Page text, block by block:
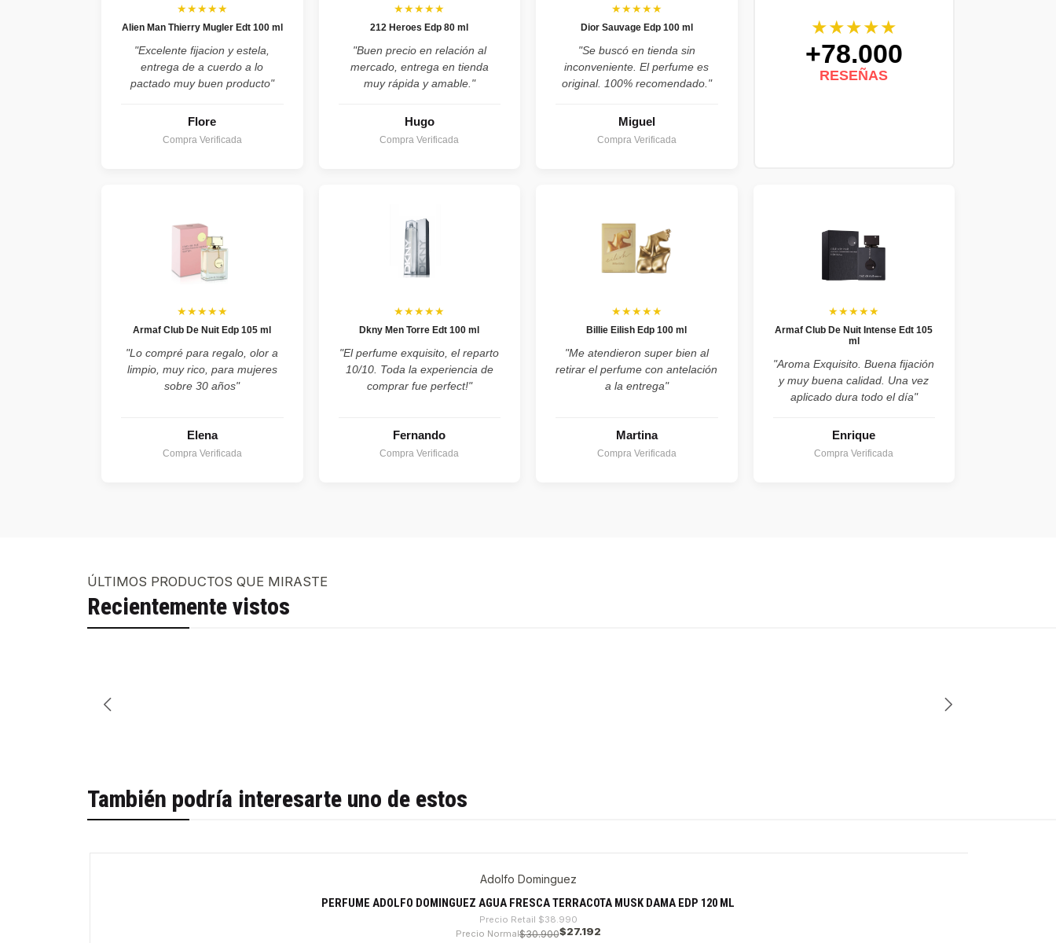
★★★★★
+78.000
RESEÑAS
★★★★★
Alien Man Thierry Mugler Edt 100 ml
"Excelente fijacion y estela,
entrega de a cuerdo a lo
pactado muy buen producto"
Flore
Compra Verificada
★★★★★
212 Heroes Edp 80 ml
"Buen precio en relación al
mercado, entrega en tienda
muy rápida y amable."
Hugo
Compra Verificada
★★★★★
Dior Sauvage Edp 100 ml
"Se buscó en tienda sin
inconveniente. El perfume es
original. 100% recomendado."
Miguel
Compra Verificada
★★★★★
Armaf Club De Nuit Edp 105 ml
"Lo compré para regalo, olor a
limpio, muy rico, para mujeres
sobre 30 años"
Elena
Compra Verificada
★★★★★
Dkny Men Torre Edt 100 ml
"El perfume exquisito, el reparto
10/10. Toda la experiencia de
comprar fue perfect!"
Fernando
Compra Verificada
★★★★★
Billie Eilish Edp 100 ml
"Me atendieron super bien al
retirar el perfume con antelación
a la entrega"
Martina
Compra Verificada
★★★★★
Armaf Club De Nuit Intense Edt 105
ml
"Aroma Exquisito. Buena fijación
y muy buena calidad. Una vez
aplicado dura todo el día"
Enrique
Compra Verificada
ÚLTIMOS PRODUCTOS QUE MIRASTE
Recientemente vistos
También podría interesarte uno de estos
Adolfo Dominguez
PERFUME ADOLFO DOMINGUEZ AGUA FRESCA TERRACOTA MUSK DAMA EDP 120 ML
Precio Retail $38.990
Precio Normal$30.900$27.192